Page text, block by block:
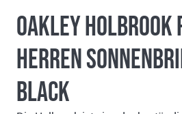
Oakley Holbrook
Herren
Black